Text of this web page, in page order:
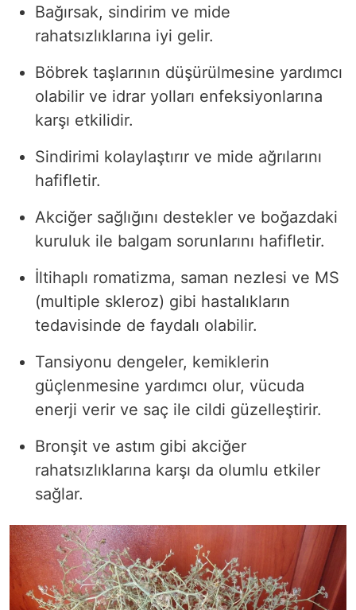
Bağırsak, sindirim ve mide
rahatsızlıklarına iyi gelir.
Böbrek taşlarının düşürülmesine yardımcı
olabilir ve idrar yolları enfeksiyonlarına
karşı etkilidir.
Sindirimi kolaylaştırır ve mide ağrılarını
hafifletir.
Akciğer sağlığını destekler ve boğazdaki
kuruluk ile balgam sorunlarını hafifletir.
İltihaplı romatizma, saman nezlesi ve MS
(multiple skleroz) gibi hastalıkların
tedavisinde de faydalı olabilir.
Tansiyonu dengeler, kemiklerin
güçlenmesine yardımcı olur, vücuda
enerji verir ve saç ile cildi güzelleştirir.
Bronşit ve astım gibi akciğer
rahatsızlıklarına karşı da olumlu etkiler
sağlar.